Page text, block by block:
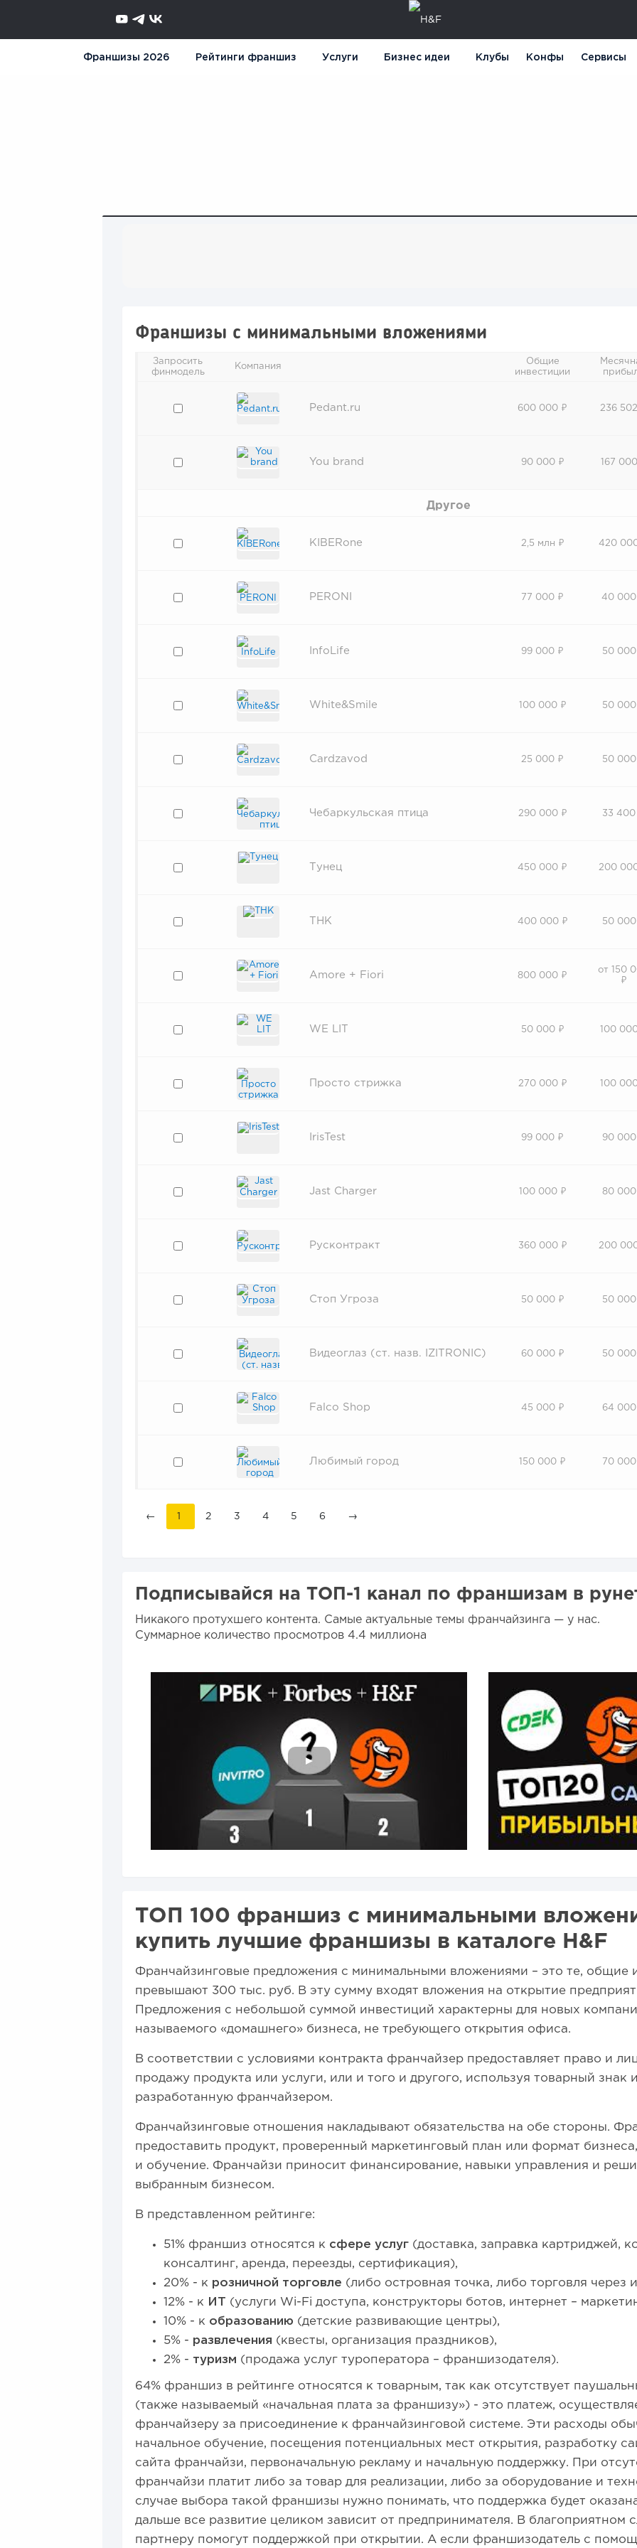
Франшизы 2026 Рейтинги франшиз Услуги Бизнес идеи Клубы Конфы Сервисы
Франшизы с минимальными вложениями
Запросить
финмодель
Компания
Общие
инвестиции
Pedant.ru 600 000 ₽ 236
You brand 90 000 ₽ 167
Другое
KIBERone 2,5 млн ₽ 420
PERONI 77 000 ₽ 40
InfoLife 99 000 ₽ 50
White&Smile 100 000 ₽ 50
Cardzavod 25 000 ₽ 50
Чебаркульская птица 290 000 ₽ 33 400
Тунец 450 000 ₽ 200
ТНК 400 000 ₽ 50
Amore + Fiori 800 000 ₽
от 150
₽
WE LIT 50 000 ₽ 100
Просто стрижка 270 000 ₽ 100
IrisTest 99 000 ₽ 90
Jast Charger 100 000 ₽ 80
Русконтракт 360 000 ₽ 200
Стоп Угроза 50 000 ₽ 50
Видеоглаз (ст. назв. IZITRONIC) 60 000 ₽ 50
Falco Shop 45 000 ₽ 64
Любимый город 150 000 ₽ 70
← 1 2 3 4 5 6 →
Подписывайся на ТОП-1 канал по франшизам в
Никакого протухшего контента. Самые актуальные темы франчайзинга — у нас.
Суммарное количество просмотров 4.4 миллиона
ТОП 100 франшиз с минимальными
купить лучшие франшизы в каталоге H&F
Франчайзинговые предложения с минимальными вложениями – это те, общие
превышают 300 тыс. руб. В эту сумму входят вложения на открытие
Предложения с небольшой суммой инвестиций характерны для новых
называемого «домашнего» бизнеса, не требующего открытия офиса.
В соответствии с условиями контракта франчайзер предоставляет право и
продажу продукта или услуги, или и того и другого, используя товарный знак
разработанную франчайзером.
Франчайзинговые отношения накладывают обязательства на обе стороны.
предоставить продукт, проверенный маркетинговый план или формат
и обучение. Франчайзи приносит финансирование, навыки управления и
выбранным бизнесом.
В представленном рейтинге:
51% франшиз относятся к сфере услуг (доставка, заправка картриджей,
консалтинг, аренда, переезды, сертификация),
20% - к розничной торговле (либо островная точка, либо торговля через
12% - к
ИТ
(услуги Wi-Fi доступа, конструкторы ботов, интернет –
10% - к образованию (детские развивающие центры),
5% - развлечения (квесты, организация праздников),
2% - туризм (продажа услуг туроператора – франшизодателя).
64% франшиз в рейтинге относятся к товарным, так как отсутствует
(также называемый «начальная плата за франшизу») - это платеж,
франчайзеру за присоединение к франчайзинговой системе. Эти расходы
начальное обучение, посещения потенциальных мест открытия, разработку
сайта франчайзи, первоначальную рекламу и начальную поддержку. При
франчайзи платит либо за товар для реализации, либо за оборудование и
случае выбора такой франшизы нужно понимать, что поддержка будет
дальше все развитие целиком зависит от предпринимателя. В благоприятном
партнеру помогут поддержкой при открытии. А если франшизодатель с